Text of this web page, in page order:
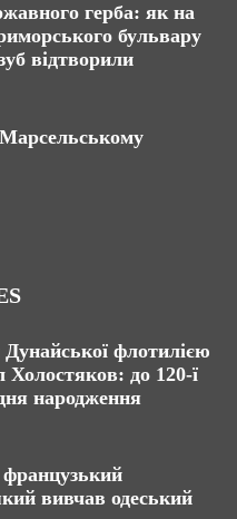
герба: як на
бульвару
відтворили
флотилією
Холостяков: до 120-ї
народження
вивчав одеський